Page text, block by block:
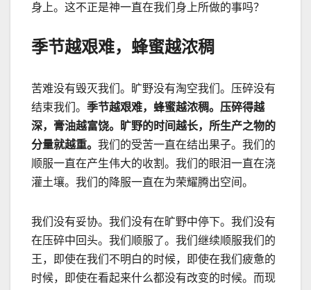
身上。这不正是神一直在我们身上所做的事吗？
季节越艰难，蜂蜜越浓稠
苦难没有毁灭我们。旷野没有淘空我们。压碎没有
结束我们。 季节越艰难，蜂蜜越浓稠。压碎得越
深，膏油越富饶。旷野的时间越长，所生产之物的
分量就越重。 我们的受苦一直在结出果子。我们的
顺服一直在产生伟大的收割。我们的眼泪一直在浇
灌土壤。我们的降服一直在为荣耀腾出空间。
我们没有妥协。我们没有在旷野中停下。我们没有
在压碎中回头。我们顺服了。我们继续顺服我们的
王，即使在我们不明白的时候，即使在我们疲惫的
时候，即使在看起来什么都没有改变的时候。而现